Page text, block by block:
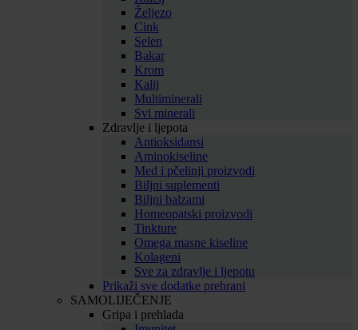
Željezo
Cink
Selen
Bakar
Krom
Kalij
Multiminerali
Svi minerali
Zdravlje i ljepota
Antioksidansi
Aminokiseline
Med i pčelinji proizvodi
Biljni suplementi
Biljni balzami
Homeopatski proizvodi
Tinkture
Omega masne kiseline
Kolageni
Sve za zdravlje i ljepotu
Prikaži sve dodatke prehrani
SAMOLIJEČENJE
Gripa i prehlada